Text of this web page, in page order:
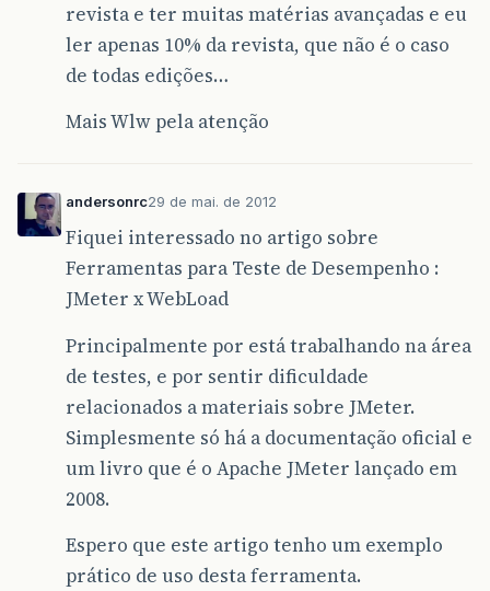
revista e ter muitas matérias avançadas e eu
ler apenas 10% da revista, que não é o caso
de todas edições…
Mais Wlw pela atenção
andersonrc29 de mai. de 2012
Fiquei interessado no artigo sobre
Ferramentas para Teste de Desempenho :
JMeter x WebLoad
Principalmente por está trabalhando na área
de testes, e por sentir dificuldade
relacionados a materiais sobre JMeter.
Simplesmente só há a documentação oficial e
um livro que é o Apache JMeter lançado em
2008.
Espero que este artigo tenho um exemplo
prático de uso desta ferramenta.